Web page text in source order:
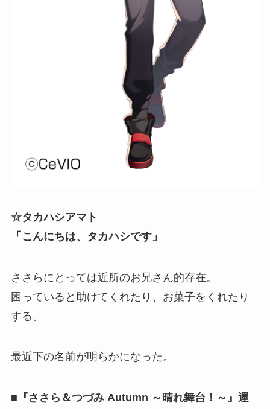
☆タカハシアマト
「こんにちは、タカハシです」
ささらにとっては近所のお兄さん的存在。
困っていると助けてくれたり、お菓子をくれたり
する。
最近下の名前が明らかになった。
■『ささら＆つづみ Autumn ～晴れ舞台！～』運